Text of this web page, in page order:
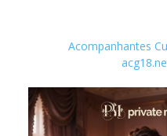
Acompanhantes